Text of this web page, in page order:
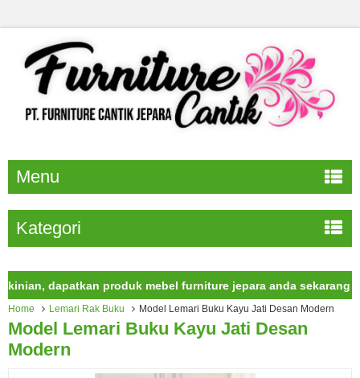
Menu
Kategori
produk mebel furniture jepara anda sekarang juga.
Home Lemari Rak Buku Model Lemari Buku Kayu Jati Desan Modern
Model Lemari Buku Kayu Jati Desan
Modern